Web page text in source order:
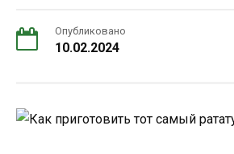
Опубликовано
10.02.2024